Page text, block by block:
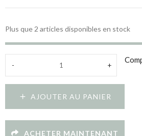
Plus que 2 articles disponibles en stock
-
rondes
+
AJOUTER AU PANIER
ACHETER MAINTENANT